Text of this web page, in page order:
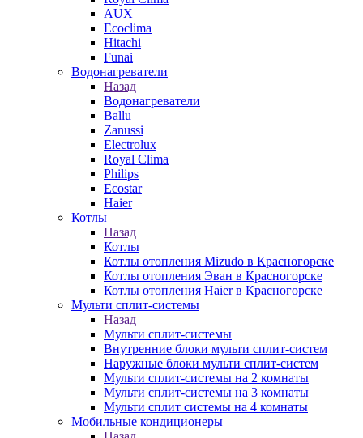
AUX
Ecoclima
Hitachi
Funai
Водонагреватели
Назад
Водонагреватели
Ballu
Zanussi
Electrolux
Royal Clima
Philips
Ecostar
Haier
Котлы
Назад
Котлы
Котлы отопления Mizudo в Красногорске
Котлы отопления Эван в Красногорске
Котлы отопления Haier в Красногорске
Мульти сплит-системы
Назад
Мульти сплит-системы
Внутренние блоки мульти сплит-систем
Наружные блоки мульти сплит-систем
Мульти сплит-системы на 2 комнаты
Мульти сплит-системы на 3 комнаты
Мульти сплит системы на 4 комнаты
Мобильные кондиционеры